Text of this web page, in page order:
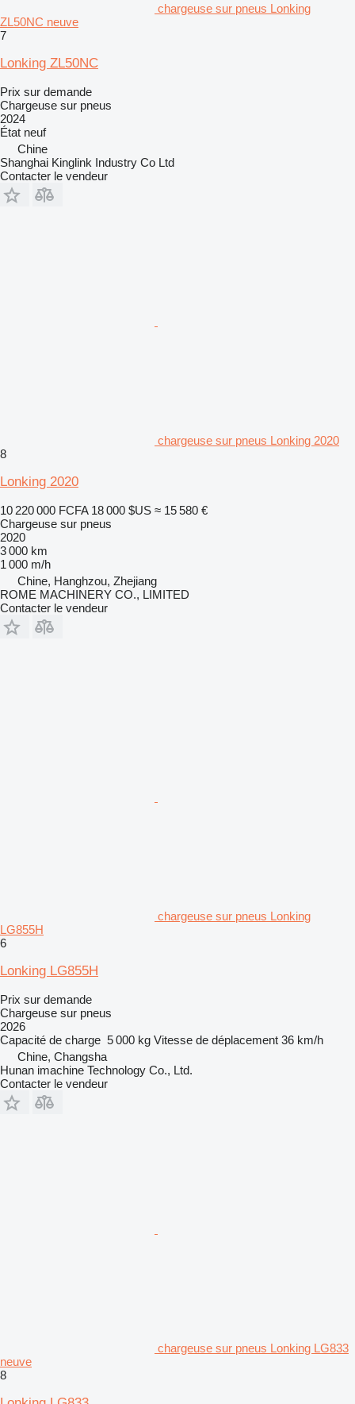
chargeuse sur pneus Lonking
ZL50NC neuve
7
Lonking ZL50NC
Prix sur demande
Chargeuse sur pneus
2024
État neuf
Chine
Shanghai Kinglink Industry Co Ltd
Contacter le vendeur
chargeuse sur pneus Lonking 2020
8
Lonking 2020
10 220 000 FCFA 18 000 $US ≈ 15 580 €
Chargeuse sur pneus
2020
3 000 km
1 000 m/h
Chine, Hanghzou, Zhejiang
ROME MACHINERY CO., LIMITED
Contacter le vendeur
chargeuse sur pneus Lonking
LG855H
6
Lonking LG855H
Prix sur demande
Chargeuse sur pneus
2026
Capacité de charge 5 000 kg Vitesse de déplacement 36 km/h
Chine, Changsha
Hunan imachine Technology Co., Ltd.
Contacter le vendeur
chargeuse sur pneus Lonking LG833
neuve
8